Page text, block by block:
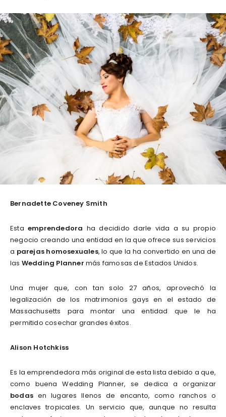
Bernadette Coveney Smith
Estaemprendedora ha decidido darle vida a su propio
negocio creando una entidad en la que ofrece sus servicios
a parejas homosexuales, lo que la ha convertido en una de
las Wedding Planner más famosas de Estados Unidos.
Una mujer que, con tan solo 27 años, aprovechó la
legalización de los matrimonios gays en el estado de
Massachusetts para montar una entidad que le ha
permitido cosechar grandes éxitos.
Alison Hotchkiss
Es la emprendedora más original de esta lista debido a que,
como buena Wedding Planner, se dedica a organizar
bodas en lugares llenos de encanto, como ranchos o
enclaves tropicales. Un servicio que, aunque no resulta